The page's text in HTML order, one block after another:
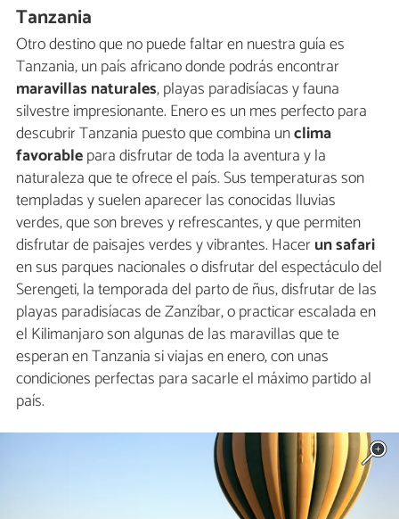
Tanzania
Otro destino que no puede faltar en nuestra guía es
Tanzania, un país africano donde podrás encontrar
maravillas naturales, playas paradisíacas y fauna
silvestre impresionante. Enero es un mes perfecto para
descubrir Tanzania puesto que combina unclima
favorablepara disfrutar de toda la aventura y la
naturaleza que te ofrece el país. Sus temperaturas son
templadas y suelen aparecer las conocidas lluvias
verdes, que son breves y refrescantes, y que permiten
disfrutar de paisajes verdes y vibrantes. Hacerun safari
en sus parques nacionales o disfrutar del espectáculo del
Serengeti, la temporada del parto de ñus, disfrutar de las
playas paradisíacas de Zanzíbar, o practicar escalada en
el Kilimanjaro son algunas de las maravillas que te
esperan en Tanzania si viajas en enero, con unas
condiciones perfectas para sacarle el máximo partido al
país.